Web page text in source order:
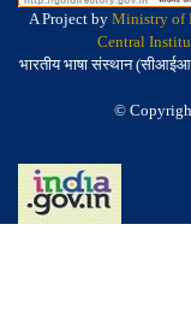
A Project by Ministry of
Central
भारतीय भाषा संस्थान
©